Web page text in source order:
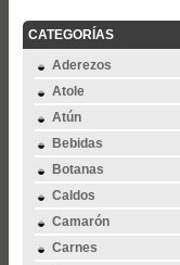
CATEGORÍAS
Aderezos
Atole
Atún
Bebidas
Botanas
Caldos
Camarón
Carnes